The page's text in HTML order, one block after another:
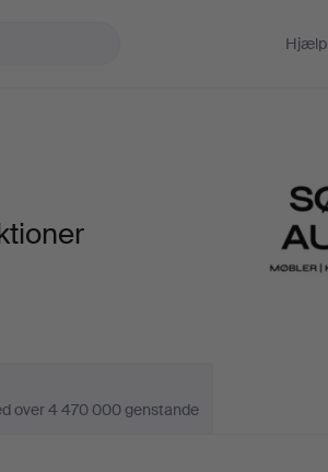
Hjælp
over 4 470 000 genstande